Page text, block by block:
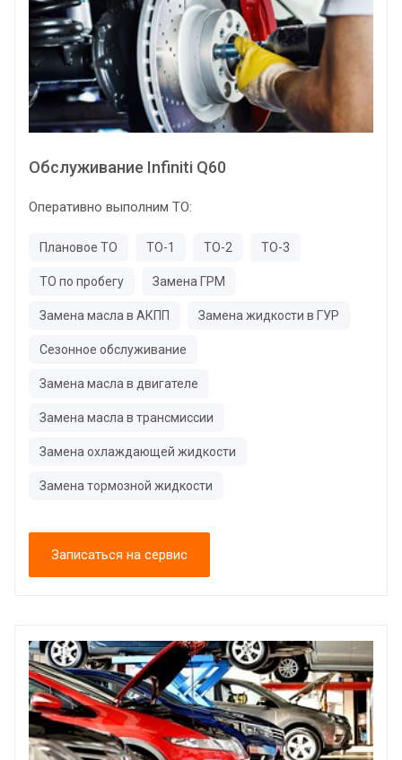
Обслуживание Infiniti Q60
Оперативно выполним ТО:
Плановое ТО ТО-1 ТО-2 ТО-3
ТО по пробегу Замена ГРМ
Замена масла в АКПП Замена жидкости в ГУР
Сезонное обслуживание
Замена масла в двигателе
Замена масла в трансмиссии
Замена охлаждающей жидкости
Замена тормозной жидкости
Записаться на сервис